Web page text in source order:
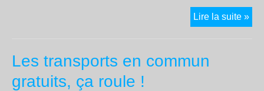
Lire la suite »
209
Les transports en commun
gratuits, ça roule !